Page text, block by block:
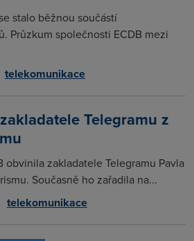
stalo běžnou součástí
Průzkum společnosti ECDB mezi
telekomunikace
Telegramu z
obvinila zakladatele Telegramu Pavla
Současně ho zařadila na...
telekomunikace